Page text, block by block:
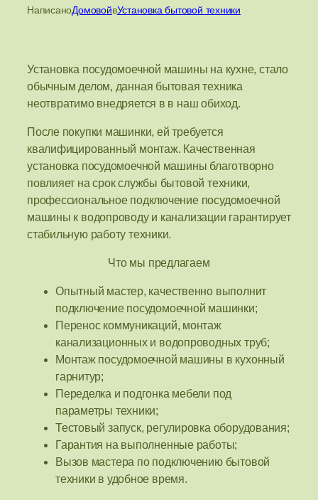
НаписаноДомовойвУстановка бытовой техники
Установка посудомоечной машины на кухне, стало
обычным делом, данная бытовая техника
неотвратимо внедряется в в наш обиход.
После покупки машинки, ей требуется
квалифицированный монтаж. Качественная
установка посудомоечной машины благотворно
повлияет на срок службы бытовой техники,
профессиональное подключение посудомоечной
машины к водопроводу и канализации гарантирует
стабильную работу техники.
Что мы предлагаем
Опытный мастер, качественно выполнит
подключение посудомоечной машинки;
Перенос коммуникаций, монтаж
канализационных и водопроводных труб;
Монтаж посудомоечной машины в кухонный
гарнитур;
Переделка и подгонка мебели под
параметры техники;
Тестовый запуск, регулировка оборудования;
Гарантия на выполненные работы;
Вызов мастера по подключению бытовой
техники в удобное время.